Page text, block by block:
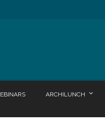
ARCHILUNCH